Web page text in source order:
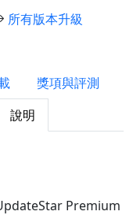
所有版本升級
獎項與評測
說明
Premium